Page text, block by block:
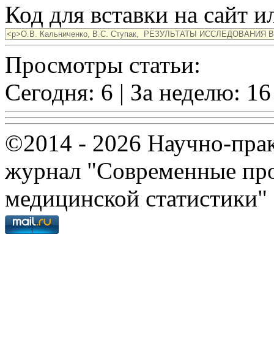
Код для вставки на сайт
Просмотры статьи:
Сегодня: 6 | За неделю:
©2014 - 2026 Научно-
журнал "Современные
медицинской статистики"